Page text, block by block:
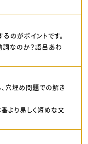
のがポイントです。
詞なのか？語呂あわ
穴埋め問題での解き
より易しく短めな文